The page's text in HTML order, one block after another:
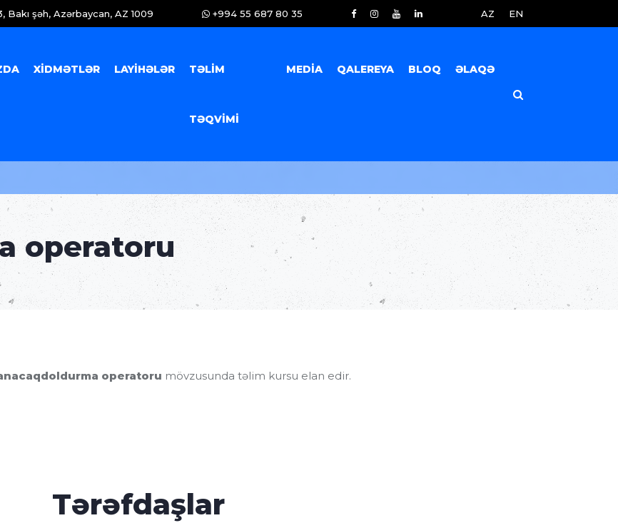
şəh, Azərbaycan, AZ 1009 +994 55 687 80 35 AZ EN
XIDMƏTLƏR LAYIHƏLƏR TƏLIM
TƏQVIMI
MEDIA QALEREYA BLOQ ƏLAQƏ
operatoru
operatoru mövzusunda təlim kursu elan edir.
Tərəfdaşlar